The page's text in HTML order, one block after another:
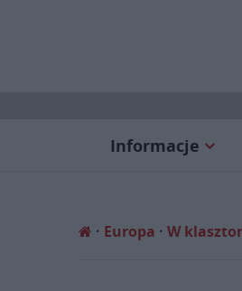
Informacje
Europa W